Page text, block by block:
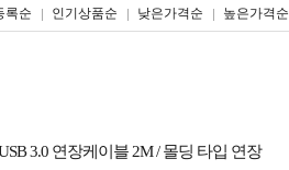
록순 인기상품순 낮은가격순 높은가격순
리스트형갤러리형
3.0 연장케이블 2M / 몰딩 타입 연장